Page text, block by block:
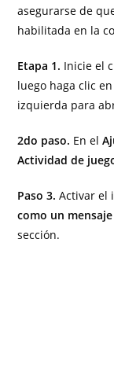
asegurarse de
habilitada en la
Etapa 1. Inicie el
luego haga clic
izquierda para
2do paso. En el
Actividad de
Paso 3.Activar el
como un
sección.